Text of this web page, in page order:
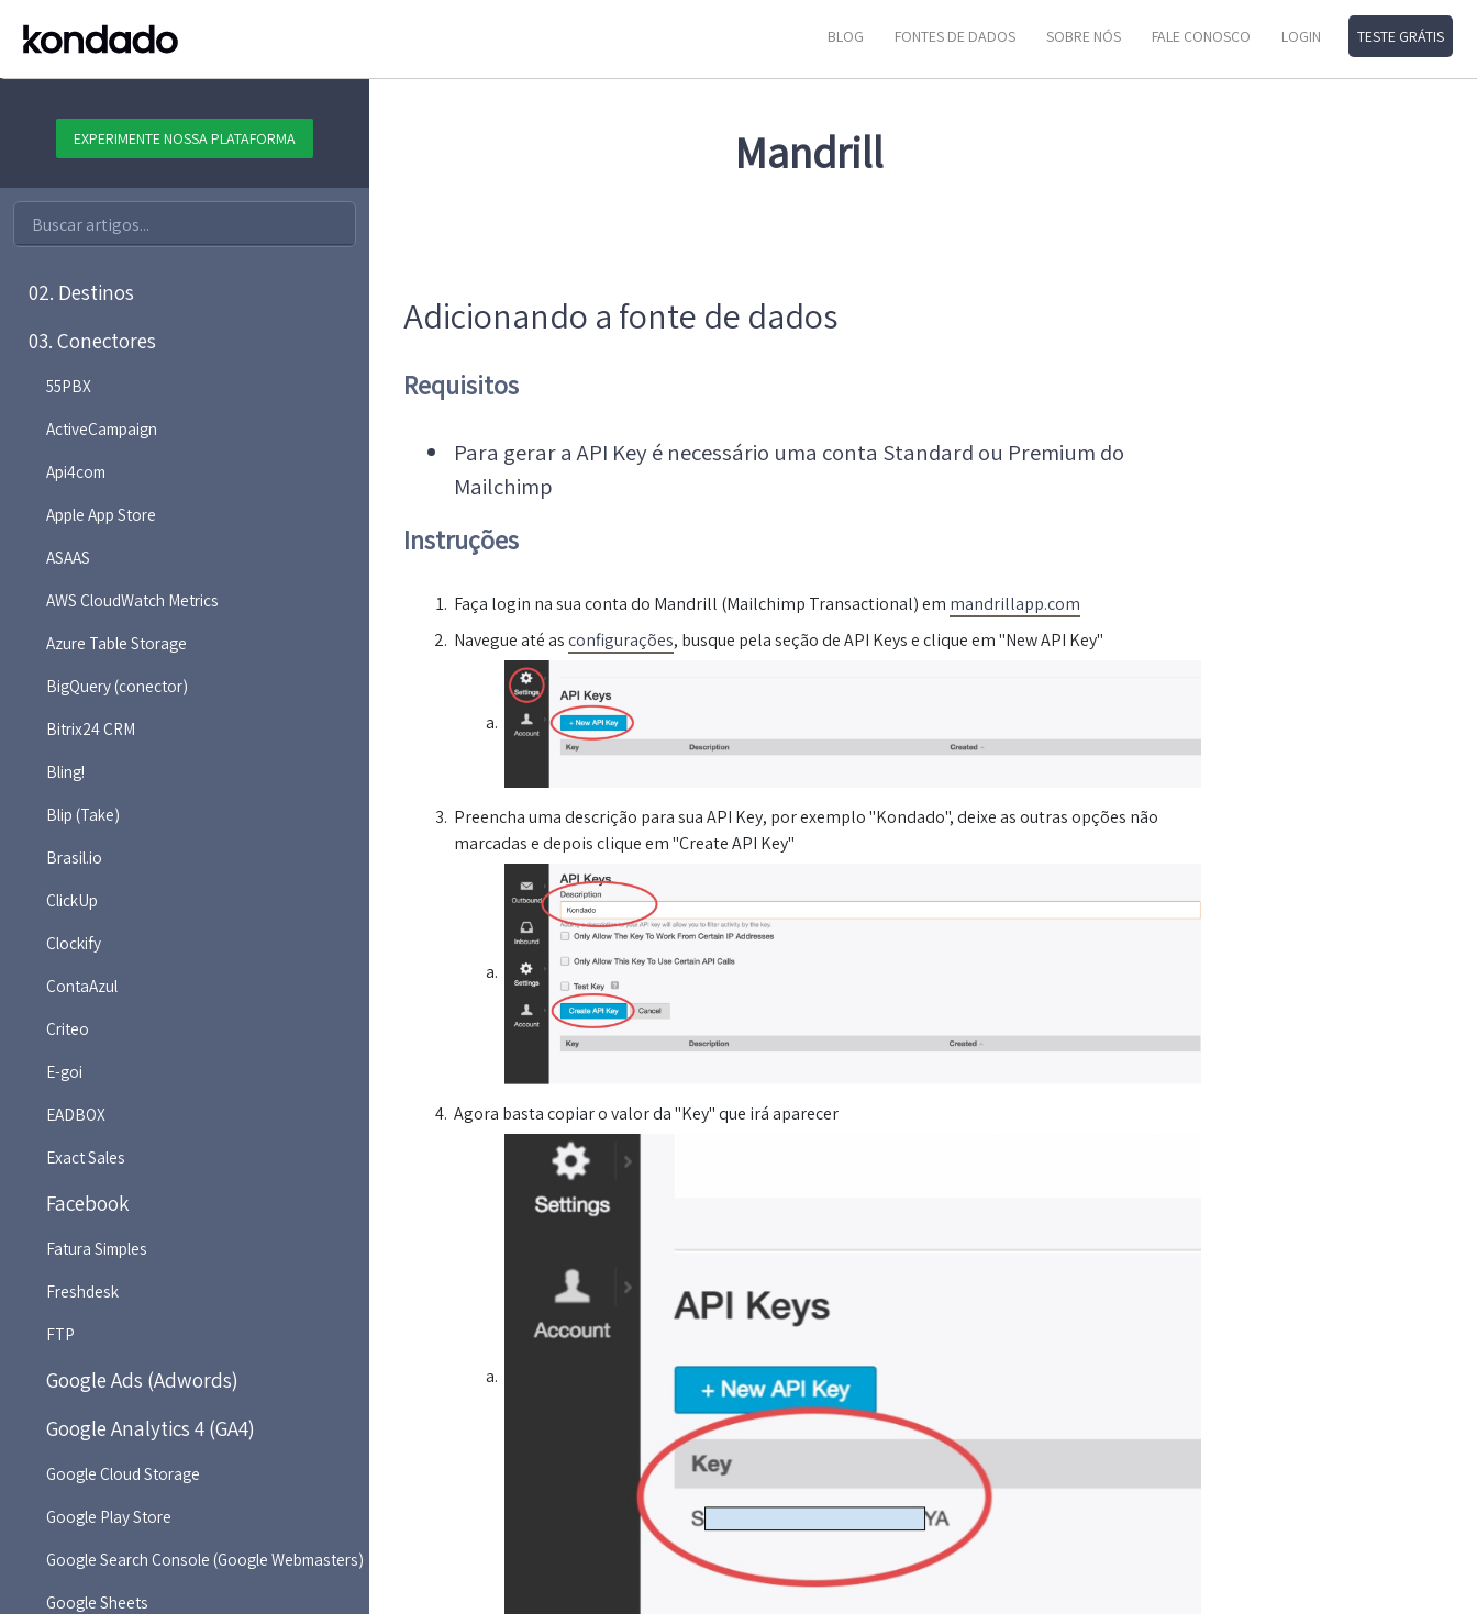
BLOG FONTES DE DADOS SOBRE NÓS FALE CONOSCO LOGIN TESTE GRÁTIS
EXPERIMENTE NOSSA PLATAFORMA
01. Plataforma
02. Destinos
03. Conectores
55PBX
ActiveCampaign
Api4com
Apple App Store
ASAAS
AWS CloudWatch Metrics
Azure Table Storage
BigQuery (conector)
Bitrix24 CRM
Bling!
Blip (Take)
Brasil.io
ClickUp
Clockify
ContaAzul
Criteo
E-goi
EADBOX
Exact Sales
Facebook
Fatura Simples
Freshdesk
FTP
Google Ads (Adwords)
Google Analytics 4 (GA4)
Google Cloud Storage
Google Play Store
Google Search Console (Google Webmasters)
Google Sheets
Mandrill
Adicionando a fonte de dados
Requisitos
Para gerar a API Key é necessário uma conta Standard ou Premium do
Mailchimp
Instruções
Faça login na sua conta do Mandrill (Mailchimp Transactional) em mandrillapp.com
Navegue até asconfigurações, busque pela seção de API Keys e clique em "New API Key"
Preencha uma descrição para sua API Key, por exemplo "Kondado", deixe as outras opções não
marcadas e depois clique em "Create API Key"
Agora basta copiar o valor da "Key" que irá aparecer